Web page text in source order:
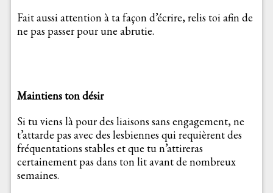
Fait aussi attention à ta façon d’écrire, relis toi afin de
ne pas passer pour une abrutie.
Maintiens ton désir
Si tu viens là pour des liaisons sans engagement, ne
t’attarde pas avec des lesbiennes qui requièrent des
fréquentations stables et que tu n’attireras
certainement pas dans ton lit avant de nombreux
semaines.